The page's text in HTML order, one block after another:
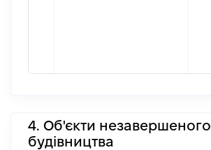
4. Об'єкти незавершеного
будівництва